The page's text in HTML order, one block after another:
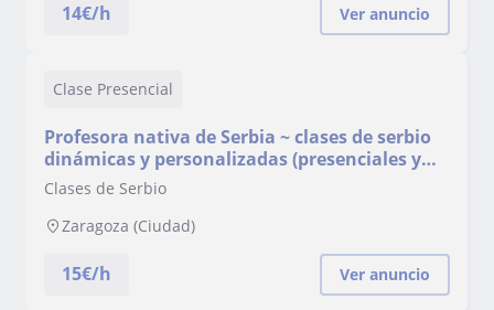
14€/h Ver anuncio
Clase Presencial
Profesora nativa de Serbia ~ clases de serbio
dinámicas y personalizadas (presenciales y
online)
Clases de Serbio
Zaragoza (Ciudad)
15€/h Ver anuncio